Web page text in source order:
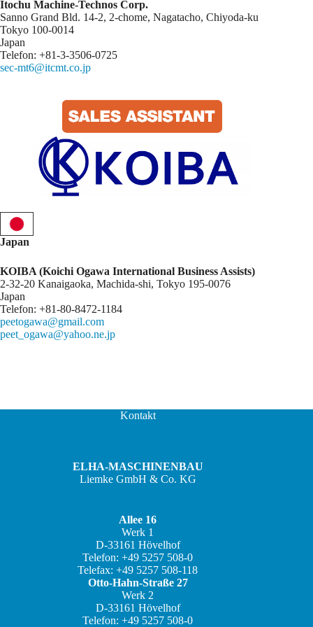
Itochu Machine-Technos Corp.
Sanno Grand Bld. 14-2, 2-chome, Nagatacho, Chiyoda-ku
Tokyo 100-0014
Japan
Telefon: +81-3-3506-0725
sec-mt6@itcmt.co.jp
Japan
KOIBA (Koichi Ogawa International Business Assists)
2-32-20 Kanaigaoka, Machida-shi, Tokyo 195-0076
Japan
Telefon: +81-80-8472-1184
peetogawa@gmail.com
peet_ogawa@yahoo.ne.jp
Kontakt
ELHA-MASCHINENBAU
Liemke GmbH & Co. KG
Allee 16
Werk 1
D-33161 Hövelhof
Telefon: +49 5257 508-0
Telefax: +49 5257 508-118
Otto-Hahn-Straße 27
Werk 2
D-33161 Hövelhof
Telefon: +49 5257 508-0